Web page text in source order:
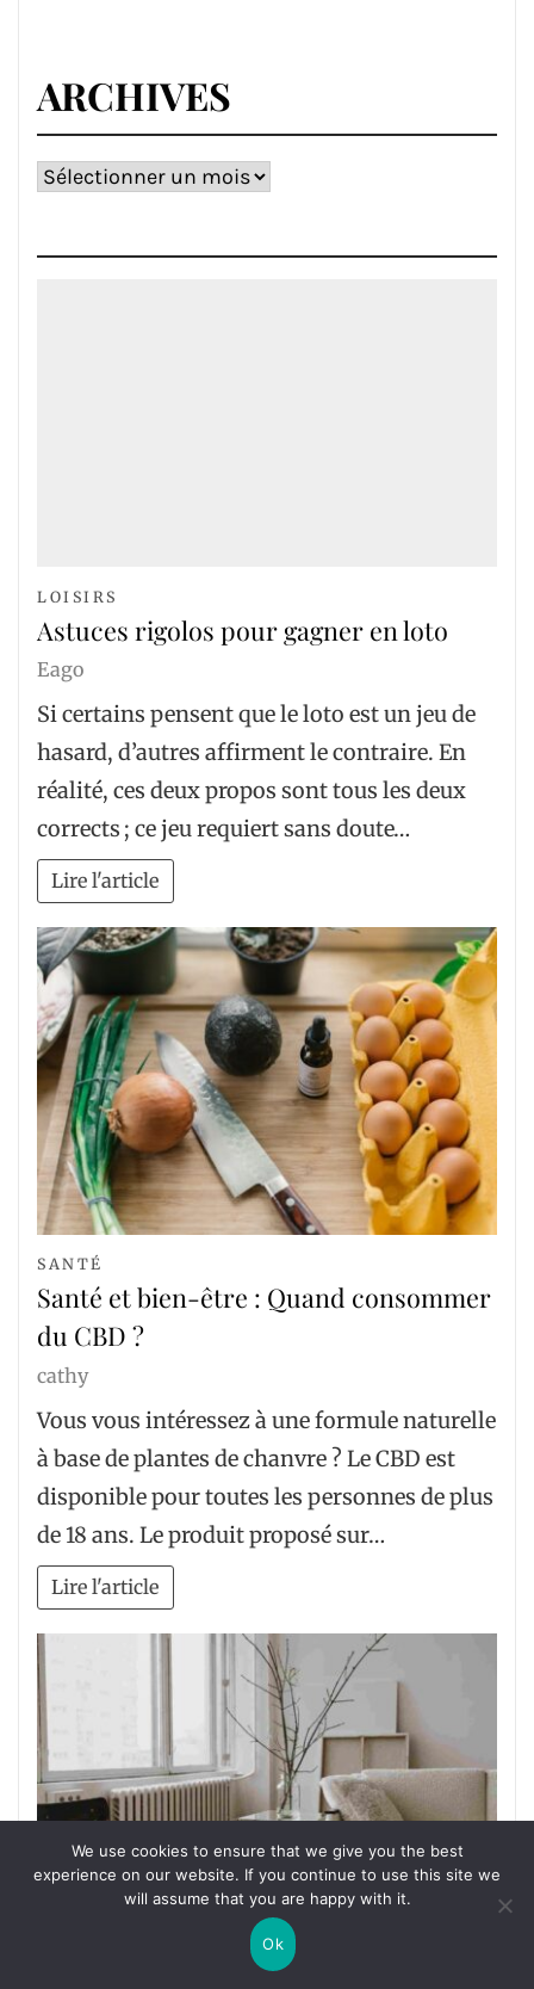
ARCHIVES
Archives
LOISIRS
Astuces rigolos pour gagner en loto
Eago
Si certains pensent que le loto est un jeu de
hasard, d’autres affirment le contraire. En
réalité, ces deux propos sont tous les deux
corrects ; ce jeu requiert sans doute…
Lire l'article
SANTÉ
Santé et bien-être : Quand consommer
du CBD ?
cathy
Vous vous intéressez à une formule naturelle
à base de plantes de chanvre ? Le CBD est
disponible pour toutes les personnes de plus
de 18 ans. Le produit proposé sur…
Lire l'article
We use cookies to ensure that we give you the best
experience on our website. If you continue to use this site we
will assume that you are happy with it.
Ok